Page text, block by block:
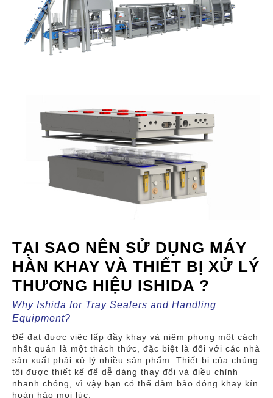
TẠI SAO NÊN SỬ DỤNG MÁY
HÀN KHAY VÀ THIẾT BỊ XỬ LÝ
THƯƠNG HIỆU ISHIDA ?
Why Ishida for Tray Sealers and Handling
Equipment?
Để đạt được việc lấp đầy khay và niêm phong một cách
nhất quán là một thách thức, đặc biệt là đối với các nhà
sản xuất phải xử lý nhiều sản phẩm. Thiết bị của chúng
tôi được thiết kế để dễ dàng thay đổi và điều chỉnh
nhanh chóng, vì vậy bạn có thể đảm bảo đóng khay kín
hoàn hảo mọi lúc.